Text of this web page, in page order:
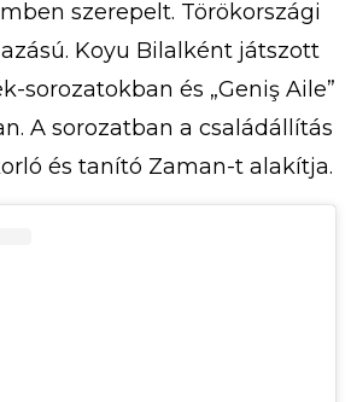
szerepelt. Törökországi
Koyu Bilalként játszott
sorozatokban és „Geniş Aile”
A sorozatban a családállítás
és tanító Zaman-t alakítja.